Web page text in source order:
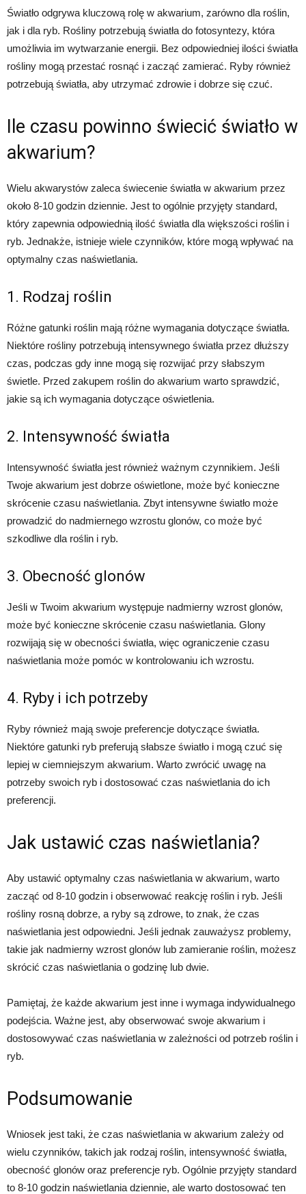
Światło odgrywa kluczową rolę w akwarium, zarówno dla roślin,
jak i dla ryb. Rośliny potrzebują światła do fotosyntezy, która
umożliwia im wytwarzanie energii. Bez odpowiedniej ilości światła
rośliny mogą przestać rosnąć i zacząć zamierać. Ryby również
potrzebują światła, aby utrzymać zdrowie i dobrze się czuć.
Ile czasu powinno świecić światło w
akwarium?
Wielu akwarystów zaleca świecenie światła w akwarium przez
około 8-10 godzin dziennie. Jest to ogólnie przyjęty standard,
który zapewnia odpowiednią ilość światła dla większości roślin i
ryb. Jednakże, istnieje wiele czynników, które mogą wpływać na
optymalny czas naświetlania.
1. Rodzaj roślin
Różne gatunki roślin mają różne wymagania dotyczące światła.
Niektóre rośliny potrzebują intensywnego światła przez dłuższy
czas, podczas gdy inne mogą się rozwijać przy słabszym
świetle. Przed zakupem roślin do akwarium warto sprawdzić,
jakie są ich wymagania dotyczące oświetlenia.
2. Intensywność światła
Intensywność światła jest również ważnym czynnikiem. Jeśli
Twoje akwarium jest dobrze oświetlone, może być konieczne
skrócenie czasu naświetlania. Zbyt intensywne światło może
prowadzić do nadmiernego wzrostu glonów, co może być
szkodliwe dla roślin i ryb.
3. Obecność glonów
Jeśli w Twoim akwarium występuje nadmierny wzrost glonów,
może być konieczne skrócenie czasu naświetlania. Glony
rozwijają się w obecności światła, więc ograniczenie czasu
naświetlania może pomóc w kontrolowaniu ich wzrostu.
4. Ryby i ich potrzeby
Ryby również mają swoje preferencje dotyczące światła.
Niektóre gatunki ryb preferują słabsze światło i mogą czuć się
lepiej w ciemniejszym akwarium. Warto zwrócić uwagę na
potrzeby swoich ryb i dostosować czas naświetlania do ich
preferencji.
Jak ustawić czas naświetlania?
Aby ustawić optymalny czas naświetlania w akwarium, warto
zacząć od 8-10 godzin i obserwować reakcję roślin i ryb. Jeśli
rośliny rosną dobrze, a ryby są zdrowe, to znak, że czas
naświetlania jest odpowiedni. Jeśli jednak zauważysz problemy,
takie jak nadmierny wzrost glonów lub zamieranie roślin, możesz
skrócić czas naświetlania o godzinę lub dwie.
Pamiętaj, że każde akwarium jest inne i wymaga indywidualnego
podejścia. Ważne jest, aby obserwować swoje akwarium i
dostosowywać czas naświetlania w zależności od potrzeb roślin i
ryb.
Podsumowanie
Wniosek jest taki, że czas naświetlania w akwarium zależy od
wielu czynników, takich jak rodzaj roślin, intensywność światła,
obecność glonów oraz preferencje ryb. Ogólnie przyjęty standard
to 8-10 godzin naświetlania dziennie, ale warto dostosować ten